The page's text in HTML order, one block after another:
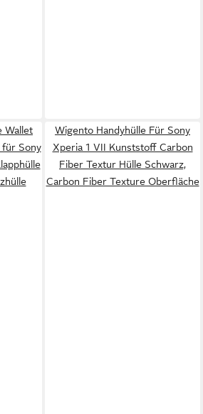
Wallet
für Sony
Wigento Handyhülle Für Sony
Xperia 1 VII Kunststoff Carbon
Fiber Textur Hülle Schwarz,
Carbon Fiber Texture Oberfläche